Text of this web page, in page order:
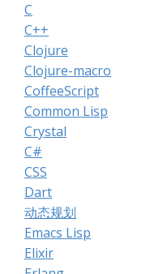
C
C++
Clojure
Clojure-macro
CoffeeScript
Common Lisp
Crystal
C#
CSS
Dart
动态规划
Emacs Lisp
Elixir